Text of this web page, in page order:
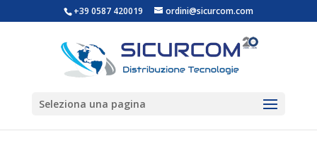
+39 0587 420019 ordini@sicurcom.com
Seleziona una pagina